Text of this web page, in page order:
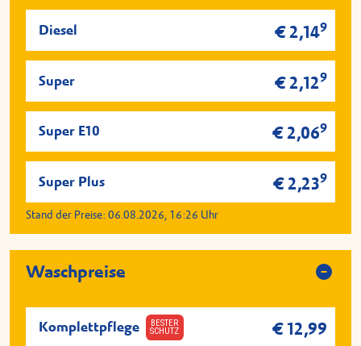
Diesel € 2,149
Super € 2,129
Super E10 € 2,069
Super Plus € 2,239
Stand der Preise: 06.08.2026, 16:26 Uhr
Waschpreise
Komplettpflege BESTER
SCHUTZ € 12,99